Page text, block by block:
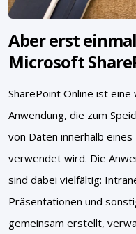
Aber erst
Microsoft
SharePoint Online ist
Anwendung, die zum
von Daten innerhalb
verwendet wird. Die
sind dabei vielfältig:
Präsentationen und
gemeinsam erstellt,